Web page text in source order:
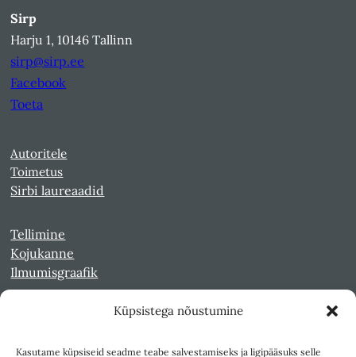
Küpsistega nõustumine
Kasutame küpsiseid seadme teabe salvestamiseks ja ligipääsuks selle
Sirp
Harju 1, 10146 Tallinn
sirp@sirp.ee
Facebook
Toeta
Autoritele
Toimetus
Sirbi laureaadid
Tellimine
Kojukanne
Ilmumisgraafik